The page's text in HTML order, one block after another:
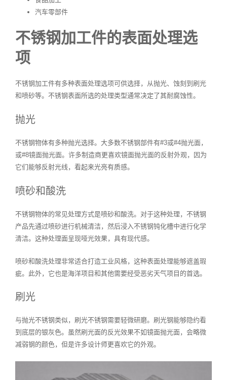
汽车零部件
不锈钢加工件的表面处理选
项
不锈钢加工件有多种表面处理选项可供选择，从抛光、蚀刻到刷光
和喷砂等。不锈钢表面所选的处理类型通常决定了其耐腐蚀性。
抛光
不锈钢物体有多种抛光选择。大多数不锈钢部件有#3或#4抛光面，
或#8镜面抛光面。许多制造商更喜欢镜面抛光面的反射外观，因为
它们能够反射光线，看起来光亮有质感。
喷砂和酸洗
不锈钢物体的常见处理方式是喷砂和酸洗。对于这种处理，不锈钢
产品先通过喷砂进行机械清洁，然后浸入不锈钢钝化槽中进行化学
清洁。这种处理面呈现哑光效果，具有现代感。
喷砂和酸洗处理非常适合打造工业风格，这种表面处理能够遮盖瑕
疵。此外，它也是海洋项目和其他需要经受恶劣天气项目的首选。
刷光
与抛光不锈钢类似，刷光不锈钢需要轻微研磨。刷光钢能够隐约看
到底层的银灰色。虽然刷光面的反光效果不如镜面抛光面，会略微
减弱钢的颜色，但是许多设计师更喜欢它的外观。